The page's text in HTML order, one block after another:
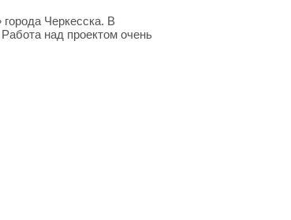
Черкесска. В
над проектом очень